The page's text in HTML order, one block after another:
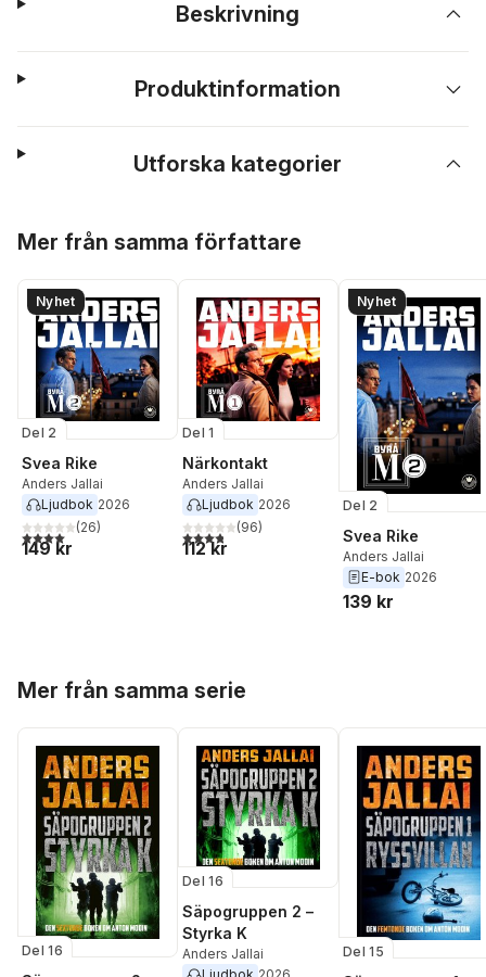
Beskrivning
Produktinformation
Utforska kategorier
Mer från samma författare
Nyhet
Del 2
Svea Rike
Anders Jallai
Ljudbok 2026
4,0utav 5 stjärnor. Totalt antal röster:
(26)
149 kr
Del 1
Närkontakt
Anders Jallai
Ljudbok 2026
3,8utav 5 stjärnor. Totalt antal röster:
(96)
112 kr
Nyhet
Del 2
Svea Rike
Anders Jallai
E-bok 2026
139 kr
Mer från samma serie
Del 16
Del 16
Säpogruppen 2 –
Styrka K
Anders Jallai
Del 15